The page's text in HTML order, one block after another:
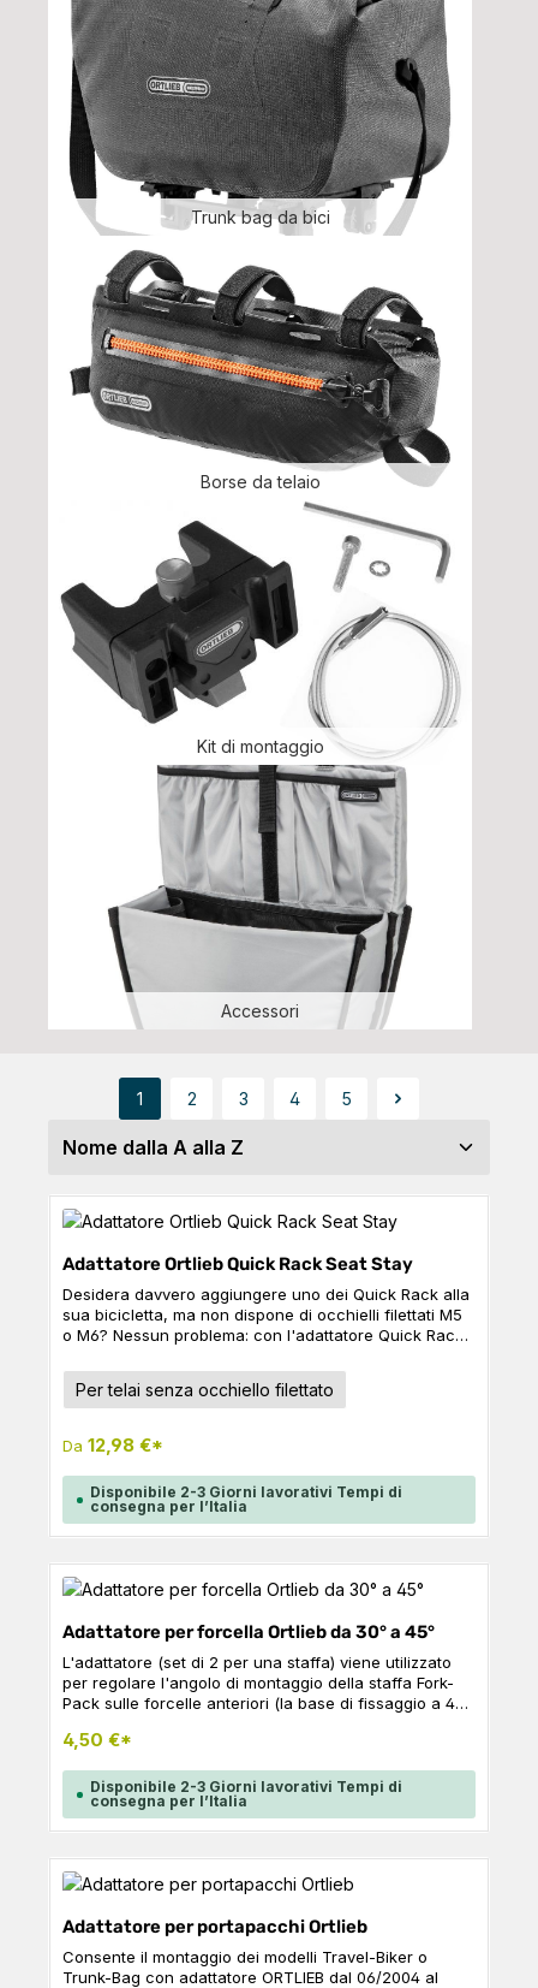
Trunk bag da bici
Borse da telaio
Kit di montaggio
Accessori
Pagina
1
Pagina
2
Pagina
3
Pagina
4
Pagina
5
Adattatore Ortlieb Quick Rack Seat Stay
Desidera davvero aggiungere uno dei Quick Rack alla
sua bicicletta, ma non dispone di occhielli filettati M5
o M6? Nessun problema: con l'adattatore Quick Rack
essere fissato in modo sicuro e protetto ai foderi della
sua bicicletta. Nota: Non è adatto ai telai in carbonio!
Seleziona
Colore
Per telai senza occhiello filettato
Da12,98 €*
Disponibile 2-3 Giorni lavorativi Tempi di
consegna per l’Italia
Adattatore per forcella Ortlieb da 30° a 45°
L'adattatore (set di 2 per una staffa) viene utilizzato
per regolare l'angolo di montaggio della staffa Fork-
Pack sulle forcelle anteriori (la base di fissaggio a 45
borse di entrare in contatto con la ruota o i raggi.
aumentare la distanza tra il pacchetto forcella e la
ruota anteriore - questo riduce il rischio di contatto
4,50 €*
Disponibile 2-3 Giorni lavorativi Tempi di
consegna per l’Italia
Adattatore per portapacchi Ortlieb
Consente il montaggio dei modelli Travel-Biker o
Trunk-Bag con adattatore ORTLIEB dal 06/2004 al